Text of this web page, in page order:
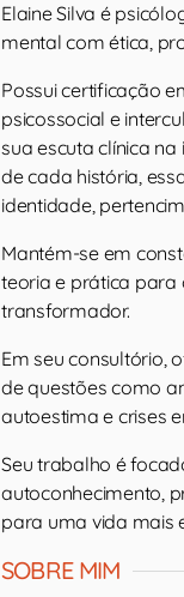
Elaine Silva é
mental com ética,
Possui certificação
psicossocial e
sua escuta clínica
de cada história,
identidade,
Mantém-se em
teoria e prática para
transformador.
Em seu consultório,
de questões como
autoestima e crises
Seu trabalho é
autoconhecimento,
para uma vida mais
SOBRE MIM